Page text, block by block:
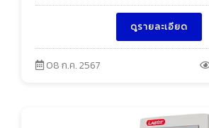
ดูรายละเอียด
08 ก.ค. 2567